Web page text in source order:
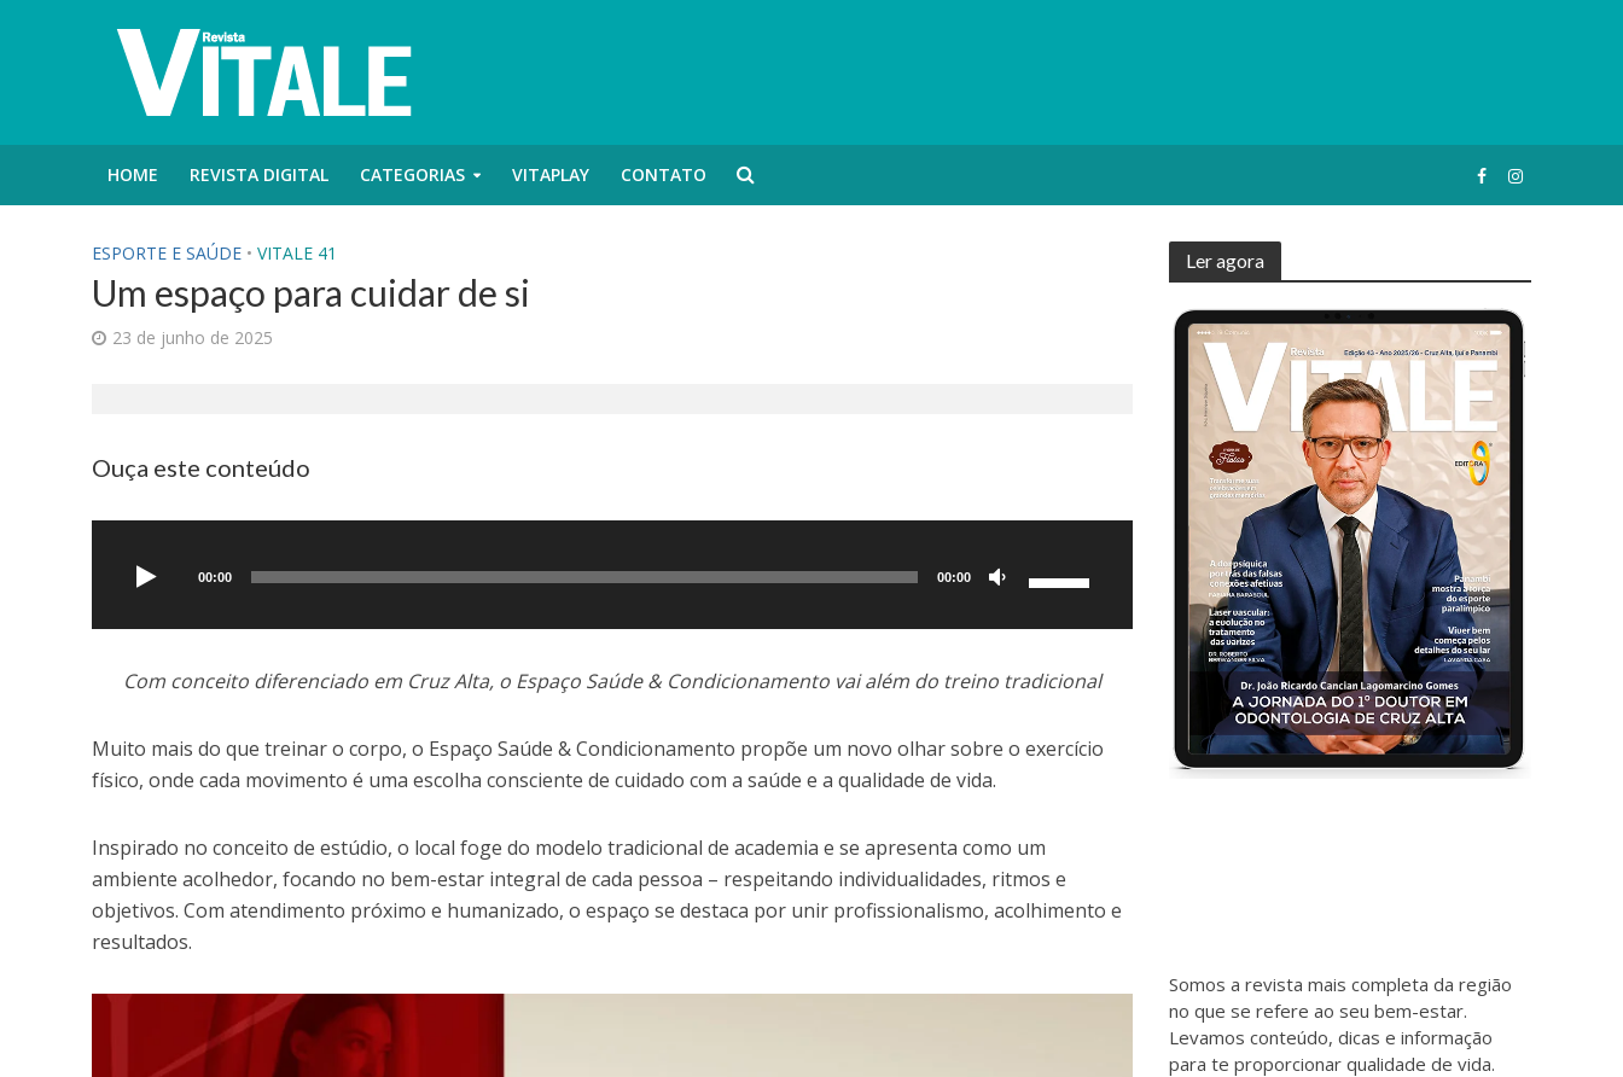
HOME REVISTA DIGITAL CATEGORIAS VITAPLAY CONTATO
ESPORTE E SAÚDE • VITALE 41
Um espaço para cuidar de si
23 de junho de 2025
Ouça este conteúdo
áudio
00:00 00:00
setas
para
aumentar
ou
diminuir
Com conceito diferenciado em Cruz Alta, o Espaço Saúde & Condicionamento vai além do treino tradicional
Muito mais do que treinar o corpo, o Espaço Saúde & Condicionamento propõe um novo olhar sobre o exercício
físico, onde cada movimento é uma escolha consciente de cuidado com a saúde e a qualidade de vida.
Inspirado no conceito de estúdio, o local foge do modelo tradicional de academia e se apresenta como um
ambiente acolhedor, focando no bem-estar integral de cada pessoa – respeitando individualidades, ritmos e
objetivos. Com atendimento próximo e humanizado, o espaço se destaca por unir profissionalismo, acolhimento e
resultados.
Ler agora
Somos a revista mais completa da região
no que se refere ao seu bem-estar.
Levamos conteúdo, dicas e informação
para te proporcionar qualidade de vida.